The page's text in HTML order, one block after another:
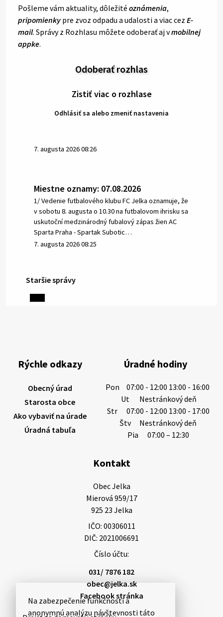
Na zabezpečenie funkčnosti a
anonymnú analýzu návštevnosti táto
Pošleme vám aktuality, dôležité oznámenia,
pripomienky pre zvoz odpadu a udalosti a viac cez E-
mail. Správy z Rozhlasu môžete odoberať aj vmobilnej
appke.
Odoberať rozhlas
Zistiť viac o rozhlase
Odhlásiť sa alebo zmeniť nastavenia
7. augusta 2026 08:26
Miestne oznamy: 07.08.2026
1/ Vedenie futbalového klubu FC Jelka oznamuje, že
v sobotu 8. augusta o 10.30 na futbalovom ihrisku sa
uskutoční medzinárodný fubalový zápas žien AC
Sparta Praha - Spartak Subotic…
7. augusta 2026 08:25
6. augusta 2026 08:13
výdatnosti vodárenských zdrojov.
Západoslovenská vodárenská spoločnosť preto
6. augusta 2026 08:12
5. augusta 2026 13:10
Smútočný oznam: 05.08.2026 1/ Vážení obyvatelia!S
hlbokým zármutkom Vám oznamujeme, že vo veku
73 rokov nás opustila Irena Tanková, rodená
Tanková. Pohreb zosnulej bude dňa 6.08.20…
5. augusta 2026 12:59
Miestne oznamy: 03.08.2026
Staršie správy
Rýchle odkazy
Obecný úrad
Starosta obce
Ako vybaviť na úrade
Úradná tabuľa
Úradné hodiny
Pon
07:00 - 12:00 13:00 - 16:00
Ut
Nestránkový deň
Str
07:00 - 12:00 13:00 - 17:00
Štv
Nestránkový deň
Pia
07:00 – 12:30
Kontakt
Obec Jelka
Mierová 959/17
925 23 Jelka
IČO: 00306011
DIČ: 2021006691
Číslo účtu:
031/ 7876 182
obec@jelka.sk
Facebook stránka